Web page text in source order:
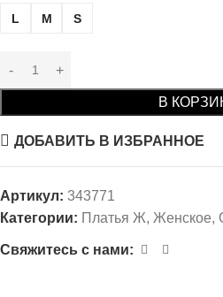
L M S
В
ДОБАВИТЬ В ИЗБРАННОЕ
Артикул: 343771
Категории: Платья Ж, Женское,
Свяжитесь с нами: